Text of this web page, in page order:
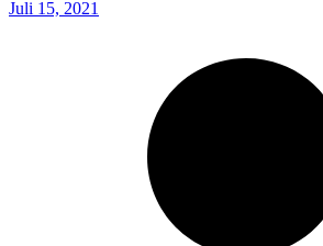
Juli 15, 2021